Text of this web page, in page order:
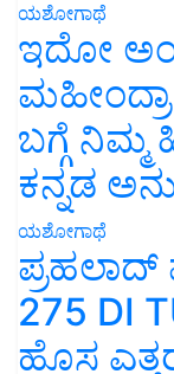
ಯಶೋಗಾಥೆ
ಇದೋ
ಮಹೀಂದ್ರಾ
ಬಗ್ಗೆ
ಕನ್ನಡ
ಯಶೋಗಾಥೆ
ಪ್ರಹಲಾದ್
275 DI
ಹೊಸ